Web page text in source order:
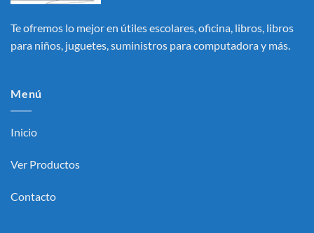
Te ofremos lo mejor en útiles escolares, oficina, libros, libros
para niños, juguetes, suministros para computadora y más.
Menú
Inicio
Ver Productos
Contacto